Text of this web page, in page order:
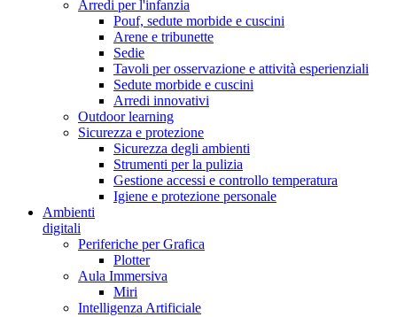
Arredi per l'infanzia
Pouf, sedute morbide e cuscini
Arene e tribunette
Sedie
Tavoli per osservazione e attività esperienziali
Sedute morbide e cuscini
Arredi innovativi
Outdoor learning
Sicurezza e protezione
Sicurezza degli ambienti
Strumenti per la pulizia
Gestione accessi e controllo temperatura
Igiene e protezione personale
Ambienti
digitali
Periferiche per Grafica
Plotter
Aula Immersiva
Miri
Intelligenza Artificiale